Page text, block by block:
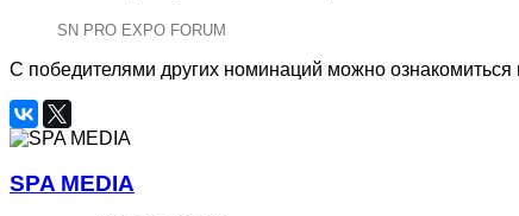
SN PRO EXPO FORUM
С победителями других номинаций можно
SPA MEDIA